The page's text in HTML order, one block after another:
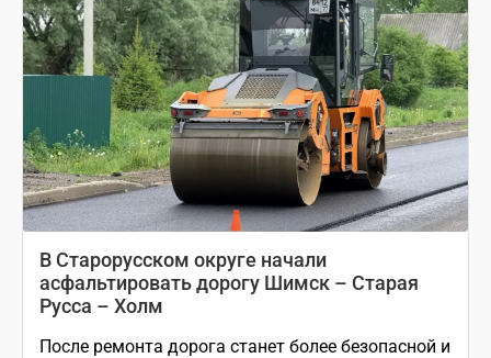
В Старорусском округе начали
асфальтировать дорогу Шимск – Старая
Русса – Холм
После ремонта дорога станет более безопасной и